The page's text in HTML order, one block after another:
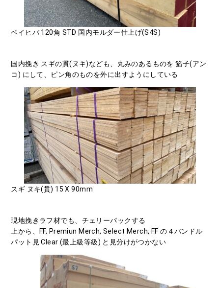
ベイヒバ 120角 STD 国内モルダー仕上げ(S4S)
国内挽き スギの貫(ヌキ)なども、丸みのあるものを 餡子(アン
コ) にして、ピン角のものを外に出すようにしている
スギ ヌキ(貫) 15 X 90mm
現地挽きラフ材でも、チェリーパックする
上から、FF, Premiun Merch, Select Merch, FF の４バンドル
パット見 Clear (最上級等級) と見分けがつかない